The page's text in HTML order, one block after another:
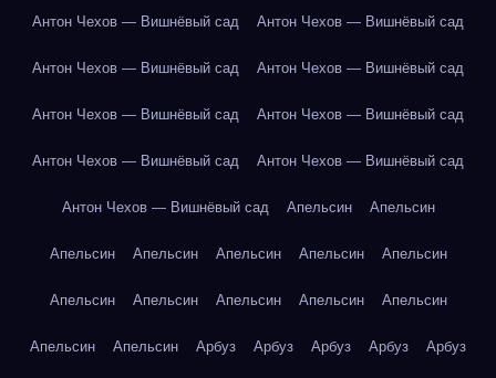
Антон Чехов — Вишнёвый сад Антон Чехов — Вишнёвый сад
Антон Чехов — Вишнёвый сад Антон Чехов — Вишнёвый сад
Антон Чехов — Вишнёвый сад Антон Чехов — Вишнёвый сад
Антон Чехов — Вишнёвый сад Антон Чехов — Вишнёвый сад
Антон Чехов — Вишнёвый сад Апельсин Апельсин
Апельсин Апельсин Апельсин Апельсин Апельсин
Апельсин Апельсин Апельсин Апельсин Апельсин
Апельсин Апельсин Арбуз Арбуз Арбуз Арбуз Арбуз